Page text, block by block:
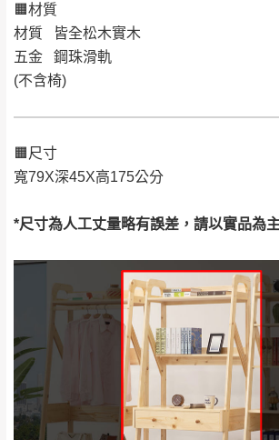
🟧材質
材質 皆全松木實木
五金 鋼珠滑軌
(不含椅)
🟧尺寸
寬79X深45X高175公分
*尺寸為人工丈量略有誤差，請以實品為主
免 運
費
新竹
台北
注意事項：
由於品項繁多，網頁無法及時
要購買商品，請於出發前來電
「金額」。
若商品價格或庫存有異常，商家
單。部分網路商品恕無法更改原設計
接單後二日內(不含例假日)，我
（線上客服 LINE →
下單前先詢問是否現貨，若未
現貨我們客服會再來電或E-
（洽詢方式請搜尋 Line ID →
運送範圍：限定北至基隆，南
地區恕無法提供運送 (詳見運送
0 /5 (0)筆
全部
只顯示附上評論